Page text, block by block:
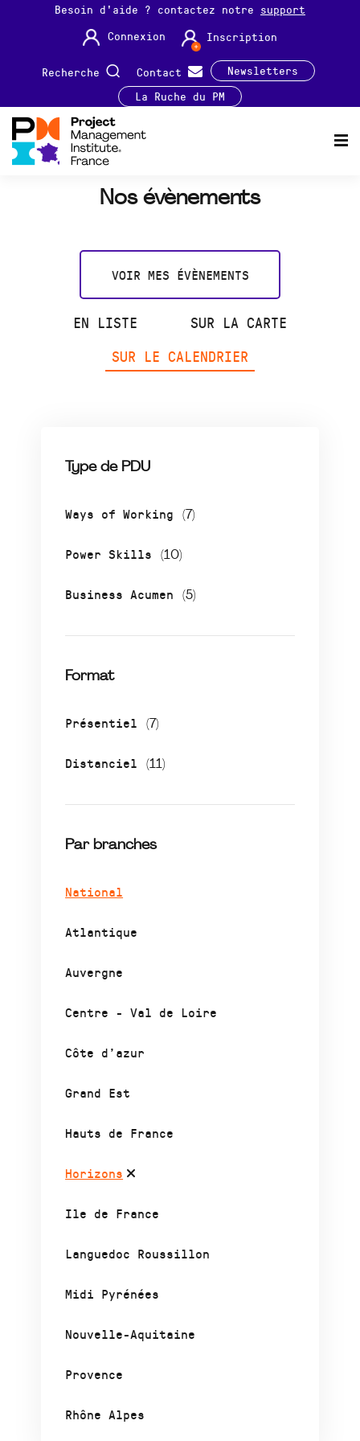
Besoin d'aide ? contactez notre support
Connexion
Inscription
Recherche Contact
Newsletters
La Ruche du PM
Nos évènements
VOIR MES ÉVÈNEMENTS
EN LISTE
SUR LA CARTE
SUR LE CALENDRIER
Type de PDU
Ways of Working (7)
Power Skills (10)
Business Acumen (5)
Format
Présentiel (7)
Distanciel (11)
Par branches
National
Atlantique
Auvergne
Centre - Val de Loire
Côte d’azur
Grand Est
Hauts de France
Horizons
Ile de France
Languedoc Roussillon
Midi Pyrénées
Nouvelle-Aquitaine
Provence
Rhône Alpes